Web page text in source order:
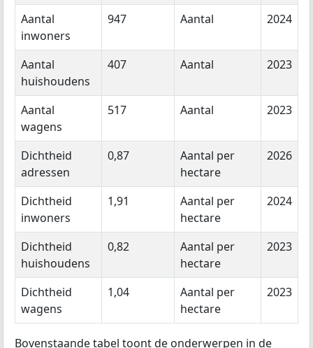
Aantal
inwoners
947 Aantal 2024
Aantal
huishoudens
407 Aantal 2023
Aantal
wagens
517 Aantal 2023
Dichtheid
adressen
0,87
Aantal per
hectare
2026
Dichtheid
inwoners
1,91
Aantal per
hectare
2024
Dichtheid
huishoudens
0,82
Aantal per
hectare
2023
Dichtheid
wagens
1,04
Aantal per
hectare
2023
Bovenstaande tabel toont de onderwerpen in de